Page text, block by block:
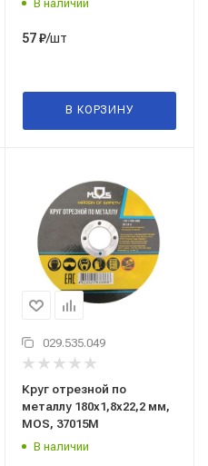
В наличии
57₽/шт
В КОРЗИНУ
029.535.049
Круг отрезной по
металлу 180x1,8x22,2 мм,
MOS, 37015М
В наличии